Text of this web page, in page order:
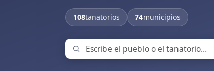
108tanatorios 74municipios